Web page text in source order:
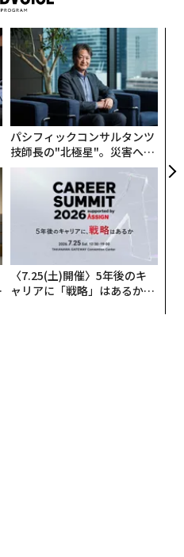
パシフィックコンサルタンツ
技師長の"北極星"。災害への
無力感を乗り越え見つけた、
防災一筋20年の答え
〈7.25(土)開催〉5年後のキ
ャリアに「戦略」はあるか。